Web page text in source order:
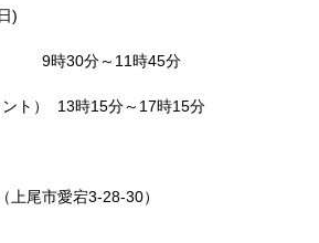
)
分～11時45分
ト） 13時15分～17時15分
尾市愛宕3-28-30）